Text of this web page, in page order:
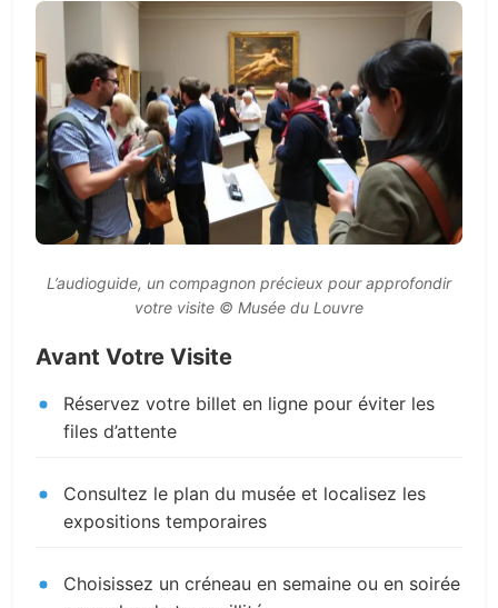
L’audioguide, un compagnon précieux pour approfondir
votre visite © Musée du Louvre
Avant Votre Visite
Réservez votre billet en ligne pour éviter les
files d’attente
Consultez le plan du musée et localisez les
expositions temporaires
Choisissez un créneau en semaine ou en soirée